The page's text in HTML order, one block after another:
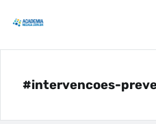
#intervencoes-